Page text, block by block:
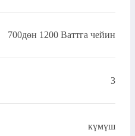
700дөн 1200 Ваттга чейин
3
күмүш